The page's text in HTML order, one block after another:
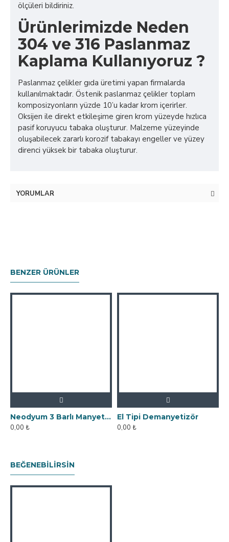
ölçüleri bildiriniz.
Ürünlerimizde Neden
304 ve 316 Paslanmaz
Kaplama Kullanıyoruz ?
Paslanmaz çelikler gıda üretimi yapan firmalarda
kullanılmaktadır. Östenik paslanmaz çelikler toplam
komposizyonların yüzde 10’u kadar krom içerirler.
Oksijen ile direkt etkileşime giren krom yüzeyde hızlıca
pasif koruyucu tabaka oluşturur. Malzeme yüzeyinde
oluşabilecek zararlı korozif tabakayı engeller ve yüzey
direnci yüksek bir tabaka oluşturur.
YORUMLAR
BENZER ÜRÜNLER
Neodyum 3 Barlı Manyetik Elek Mıknatıs Seperatör
0,00 ₺
El Tipi Demanyetizör
0,00 ₺
BEĞENEBILIRSIN